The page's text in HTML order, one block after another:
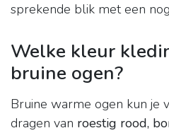
sprekende blik met een
Welke kleur
bruine ogen?
Bruine warme ogen kun je
dragen van roestig rood,